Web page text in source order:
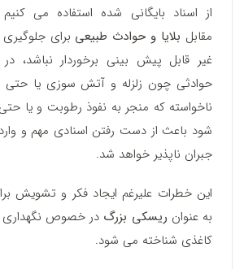
از اسناد بایگانی شده استفاده می
مقابل بلایا و حوادث طبیعی برای
غیر قابل پیش بینی برخوردار نباشد،
حوادثی چون زلزله و آتش سوزی یا حتی
ناخواسته که منجر به نفوذ رطوبت و یا
شود باعث از دست رفتن اسنادی مهم و
جبران ناپذیر خواهد شد.
این خطرات علیرغم ایجاد فکر و تشویش
به عنوان ریسکی بزرگ در خصوص نگهداری
کاغذی شناخته می شود.